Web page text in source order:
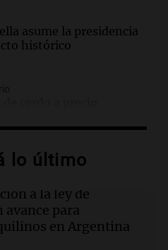
asume la presidencia
histórico
de suspensión en
lo último
a la ley de
para
en Argentina